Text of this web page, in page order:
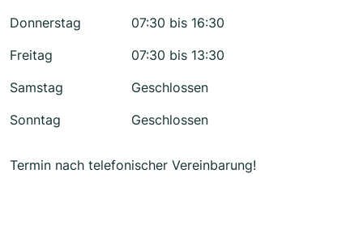
Donnerstag
07:30 bis 16:30
Freitag
07:30 bis 13:30
Samstag
Geschlossen
Sonntag
Geschlossen
Termin nach telefonischer Vereinbarung!